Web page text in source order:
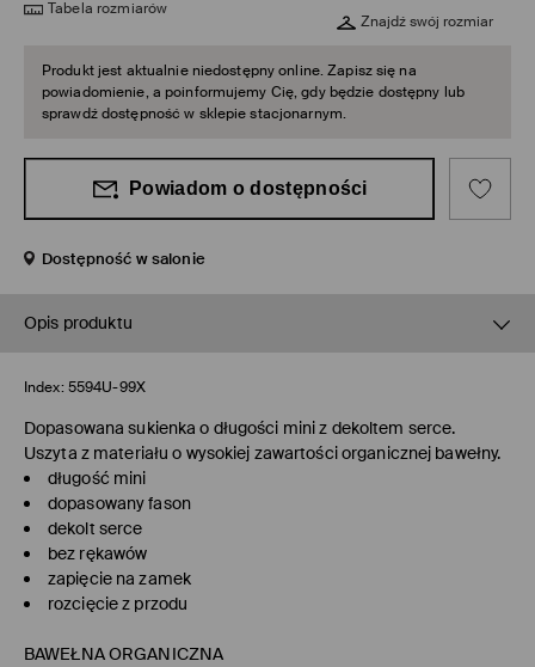
Tabela rozmiarów
Znajdź swój rozmiar
Produkt jest aktualnie niedostępny online. Zapisz się na
powiadomienie, a poinformujemy Cię, gdy będzie dostępny lub
sprawdź dostępność w sklepie stacjonarnym.
Powiadom o dostępności
Dostępność w salonie
Opis produktu
Index: 5594U-99X
Dopasowana sukienka o długości mini z dekoltem serce.
Uszyta z materiału o wysokiej zawartości organicznej bawełny.
długość mini
dopasowany fason
dekolt serce
bez rękawów
zapięcie na zamek
rozcięcie z przodu
BAWEŁNA ORGANICZNA